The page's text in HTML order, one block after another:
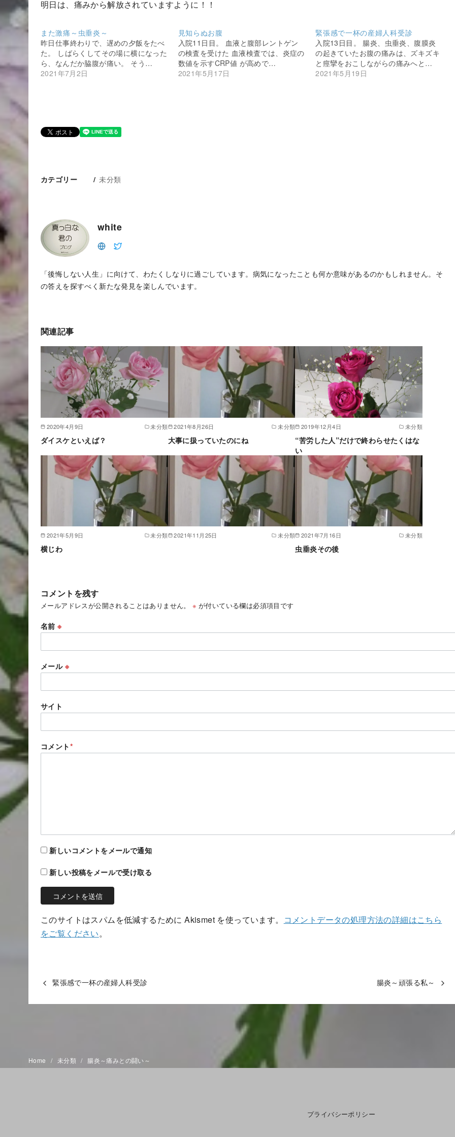
明日は、痛みから解放されていますように！！
また激痛～虫垂炎～
昨日仕事終わりで、遅めの夕飯をたべ
た。 しばらくしてその場に横になった
ら、なんだか脇腹が痛い。 そう…
2021年7月2日
見知らぬお腹
入院11日目。 血液と腹部レントゲン
の検査を受けた 血液検査では、炎症の
数値を示すCRP値 が高めで…
2021年5月17日
緊張感で一杯の産婦人科受診
入院13日目。 腸炎、虫垂炎、腹膜炎
の起きていたお腹の痛みは、ズキズキ
と痙攣をおこしながらの痛みへと…
2021年5月19日
カテゴリー 未分類
white
「後悔しない人生」に向けて、わたくしなりに過ごしています。病気になったことも何か意味があるのかもしれません。そ
の答えを探すべく新たな発見を楽しんでいます。
関連記事
2020年4月9日 未分類
ダイスケといえば？
2021年8月26日 未分類
大事に扱っていたのにね
2019年12月4日 未分類
“苦労した人”だけで終わらせたくはな
い
2021年5月9日 未分類
横じわ
2021年11月25日 未分類 2021年7月16日 未分類
虫垂炎その後
コメントを残す
メールアドレスが公開されることはありません。 ※ が付いている欄は必須項目です
名前※
メール ※
サイト
コメント*
新しいコメントをメールで通知
新しい投稿をメールで受け取る
このサイトはスパムを低減するために Akismet を使っています。
コメントデータの処理方法の詳細はこちら
をご覧ください。
緊張感で一杯の産婦人科受診 腸炎～頑張る私～
Home 未分類 腸炎～痛みとの闘い～
プライバシーポリシー